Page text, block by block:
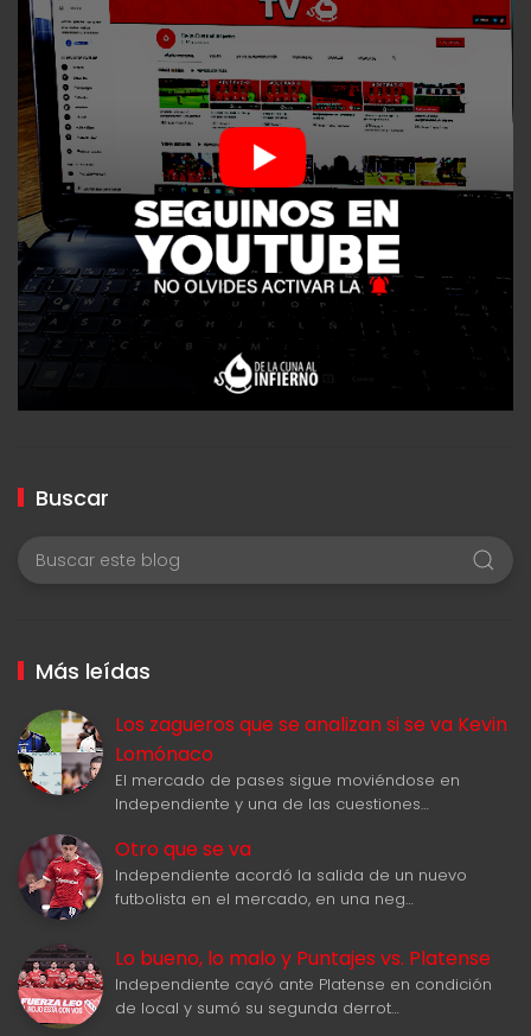
Buscar
Más leídas
Los zagueros que se analizan si se va Kevin
Lomónaco
El mercado de pases sigue moviéndose en
Independiente y una de las cuestiones…
Otro que se va
Independiente acordó la salida de un nuevo
futbolista en el mercado, en una neg…
Lo bueno, lo malo y Puntajes vs. Platense
Independiente cayó ante Platense en condición
de local y sumó su segunda derrot…